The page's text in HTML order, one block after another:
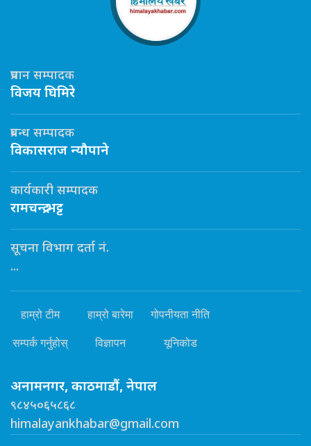
प्रधान सम्पादक
विजय घिमिरे
प्रबन्ध सम्पादक
विकासराज न्यौपाने
कार्यकारी सम्पादक
रामचन्द्र भट्ट
सूचना विभाग दर्ता नं.
...
हाम्रो टीम हाम्रो बारेमा गोपनीयता नीति
सम्पर्क गर्नुहोस् विज्ञापन यूनिकोड
अनामनगर, काठमाडौं, नेपाल
९८४५०६५८६८
himalayankhabar@gmail.com